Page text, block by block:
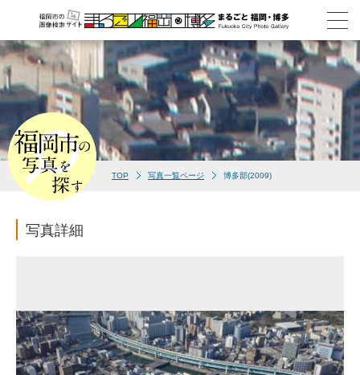
TOP 写真一覧ページ 博多部(2009)
写真詳細